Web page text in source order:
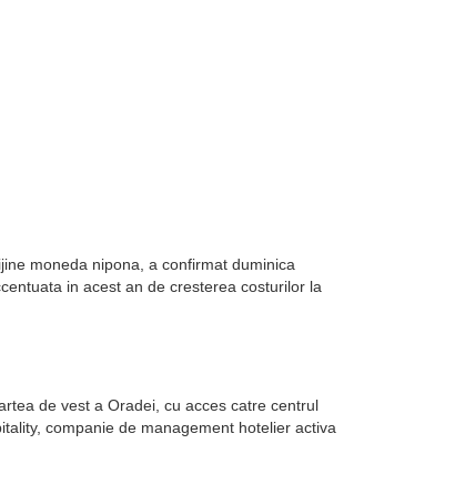
moneda nipona, a confirmat duminica
in acest an de cresterea costurilor la
de vest a Oradei, cu acces catre centrul
companie de management hotelier activa